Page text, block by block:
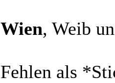
Wien, Weib
Fehlen als